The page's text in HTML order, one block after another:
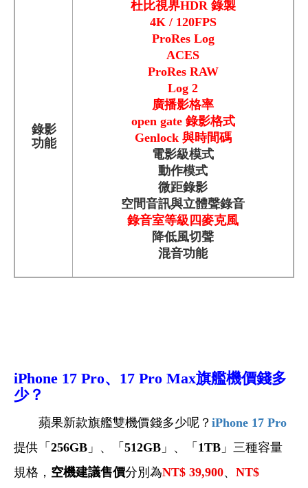
錄影
功能
杜比視界HDR 錄製
4K / 120FPS
ProRes Log
ACES
ProRes RAW
Log 2
廣播影格率
open gate 錄影格式
Genlock 與時間碼
電影級模式
動作模式
微距錄影
空間音訊與立體聲錄音
錄音室等級四麥克風
降低風切聲
混音功能
iPhone 17 Pro、17 Pro Max旗艦機價錢多
少？
蘋果新款旗艦雙機價錢多少呢？ iPhone 17 Pro
提供「 256GB 」、「 512GB 」、「 1TB 」三種容量
規格， 空機建議售價分別為NT$ 39,900、 NT$